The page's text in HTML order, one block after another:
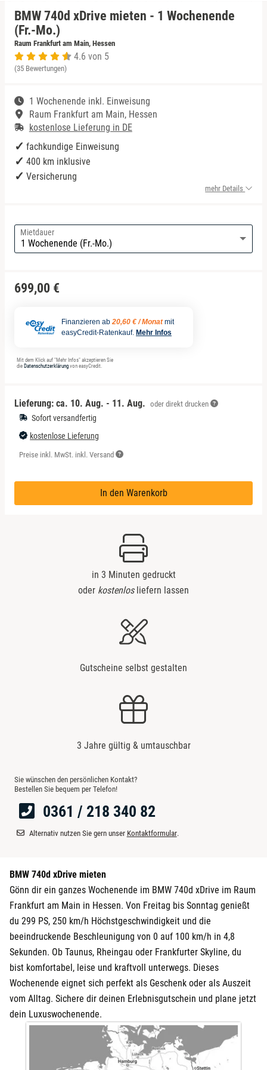
BMW 740d xDrive mieten - 1 Wochenende
(Fr.-Mo.)
Raum Frankfurt am Main, Hessen
4.6 von 5
(35 Bewertungen)
1 Wochenende inkl. Einweisung
Raum Frankfurt am Main, Hessen
kostenlose Lieferung in DE
fachkundige Einweisung
400 km inklusive
Versicherung
mehr Details
Mietdauer
699,00 €
Finanzieren ab 20,60 € / Monat mit
easyCredit-Ratenkauf. Mehr Infos
Mit dem Klick auf "Mehr Infos" akzeptieren Sie
die Datenschutzerklärung von easyCredit.
Lieferung: ca. 10. Aug. - 11. Aug. oder direkt drucken
Sofort versandfertig
kostenlose Lieferung
Preise inkl. MwSt. inkl. Versand
In den Warenkorb
in 3 Minuten gedruckt
oder kostenlosliefern lassen
Gutscheine selbst gestalten
3 Jahre gültig & umtauschbar
Sie wünschen den persönlichen Kontakt?
Bestellen Sie bequem per Telefon!
0361 / 218 340 82
Alternativ nutzen Sie gern unser Kontaktformular.
BMW 740d xDrive mieten
Gönn dir ein ganzes Wochenende im BMW 740d xDrive im Raum
Frankfurt am Main in Hessen. Von Freitag bis Sonntag genießt
du 299 PS, 250 km/h Höchstgeschwindigkeit und die
beeindruckende Beschleunigung von 0 auf 100 km/h in 4,8
Sekunden. Ob Taunus, Rheingau oder Frankfurter Skyline, du
bist komfortabel, leise und kraftvoll unterwegs. Dieses
Wochenende eignet sich perfekt als Geschenk oder als Auszeit
vom Alltag. Sichere dir deinen Erlebnisgutschein und plane jetzt
dein Luxuswochenende.
Niedersachsen
NRW
Saarland
Sachsen
Sachsen-Anhalt
Thüringen
Porsche mieten